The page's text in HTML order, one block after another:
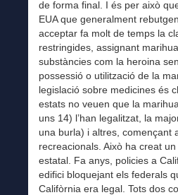
de forma final. I és per això
EUA que generalment
acceptar fa molt de temps la
restringides, assignant
substàncies com la heroina
possessió o utilització de la
legislació sobre medicines és
estats no veuen que la
uns 14) l’han legalitzat, la
una burla) i altres, començant
recreacionals. Això ha creat
estatal. Fa anys, policies a
edifici bloquejant els federals
Califòrnia era legal. Tots dos